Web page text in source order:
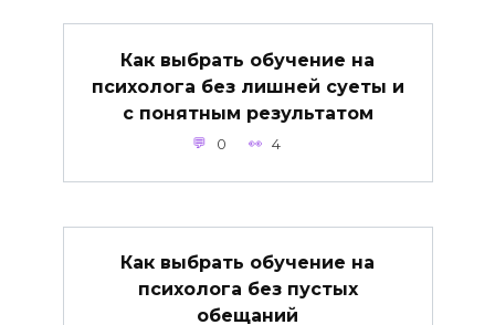
Как выбрать обучение на
психолога без лишней суеты и
с понятным результатом
0 4
Как выбрать обучение на
психолога без пустых
обещаний